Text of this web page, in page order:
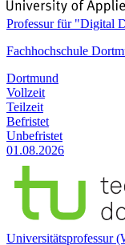
Professur für "Digital
Fachhochschule
Dortmund
Vollzeit
Teilzeit
Befristet
Unbefristet
01.08.2026
Universitätsprofessur